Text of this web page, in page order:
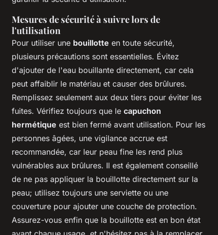
Mesures de sécurité à suivre lors de
l'utilisation
Pour utiliser une bouillotte en toute sécurité,
plusieurs précautions sont essentielles. Évitez
d'ajouter de l'eau bouillante directement, car cela
peut affaiblir le matériau et causer des brûlures.
Remplissez seulement aux deux tiers pour éviter les
fuites. Vérifiez toujours que le capuchon
hermétique est bien fermé avant utilisation. Pour les
personnes âgées, une vigilance accrue est
recommandée, car leur peau fine les rend plus
vulnérables aux brûlures. Il est également conseillé
de ne pas appliquer la bouillotte directement sur la
peau; utilisez toujours une serviette ou une
couverture pour ajouter une couche de protection.
Assurez-vous enfin que la bouillotte est en bon état